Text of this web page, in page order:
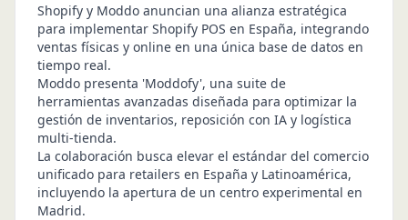
Shopify y Moddo anuncian una alianza estratégica
para implementar Shopify POS en España, integrando
ventas físicas y online en una única base de datos en
tiempo real.
Moddo presenta 'Moddofy', una suite de
herramientas avanzadas diseñada para optimizar la
gestión de inventarios, reposición con IA y logística
multi-tienda.
La colaboración busca elevar el estándar del comercio
unificado para retailers en España y Latinoamérica,
incluyendo la apertura de un centro experimental en
Madrid.